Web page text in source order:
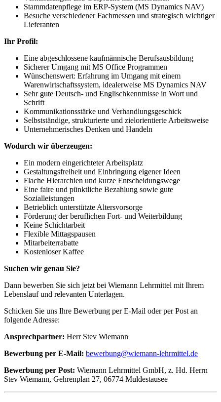
Stammdatenpflege im ERP-System (MS Dynamics NAV)
Besuche verschiedener Fachmessen und strategisch wichtiger
Lieferanten
Ihr Profil:
Eine abgeschlossene kaufmännische Berufsausbildung
Sicherer Umgang mit MS Office Programmen
Wünschenswert: Erfahrung im Umgang mit einem
Warenwirtschaftssystem, idealerweise MS Dynamics NAV
Sehr gute Deutsch- und Englischkenntnisse in Wort und
Schrift
Kommunikationsstärke und Verhandlungsgeschick
Selbstständige, strukturierte und zielorientierte Arbeitsweise
Unternehmerisches Denken und Handeln
Wodurch wir überzeugen:
Ein modern eingerichteter Arbeitsplatz
Gestaltungsfreiheit und Einbringung eigener Ideen
Flache Hierarchien und kurze Entscheidungswege
Eine faire und pünktliche Bezahlung sowie gute
Sozialleistungen
Betrieblich unterstützte Altersvorsorge
Förderung der beruflichen Fort- und Weiterbildung
Keine Schichtarbeit
Flexible Mittagspausen
Mitarbeiterrabatte
Kostenloser Kaffee
Suchen wir genau Sie?
Dann bewerben Sie sich jetzt bei Wiemann Lehrmittel mit Ihrem
Lebenslauf und relevanten Unterlagen.
Schicken Sie uns Ihre Bewerbung per E-Mail oder per Post an
folgende Adresse:
Ansprechpartner: Herr Stev Wiemann
Bewerbung per E-Mail: bewerbung@wiemann-lehrmittel.de
Bewerbung per Post: Wiemann Lehrmittel GmbH, z. Hd. Herrn
Stev Wiemann, Gehrenplan 27, 06774 Muldestausee